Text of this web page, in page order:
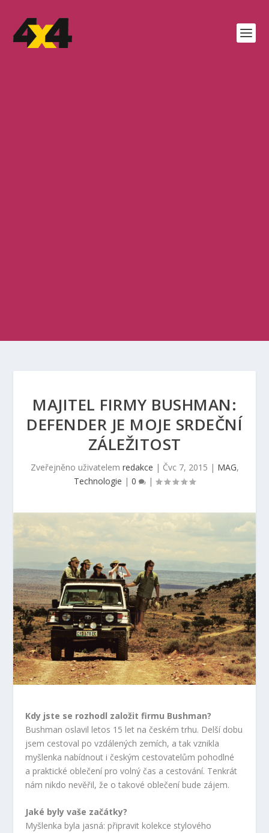
MAJITEL FIRMY BUSHMAN:
DEFENDER JE MOJE SRDEČNÍ
ZÁLEŽITOST
Zveřejněno uživatelem redakce | Čvc 7, 2015 | MAG,
Technologie | 0 |
Kdy jste se rozhodl založit firmu Bushman?
Bushman oslavil letos 15 let na českém trhu. Delší dobu
jsem cestoval po vzdálených zemích, a tak vznikla
myšlenka nabídnout i českým cestovatelům pohodlné
a praktické oblečení pro volný čas a cestování. Tenkrát
nám nikdo nevěřil, že o takové oblečení bude zájem.
Jaké byly vaše začátky?
Myšlenka byla jasná: připravit kolekce stylového